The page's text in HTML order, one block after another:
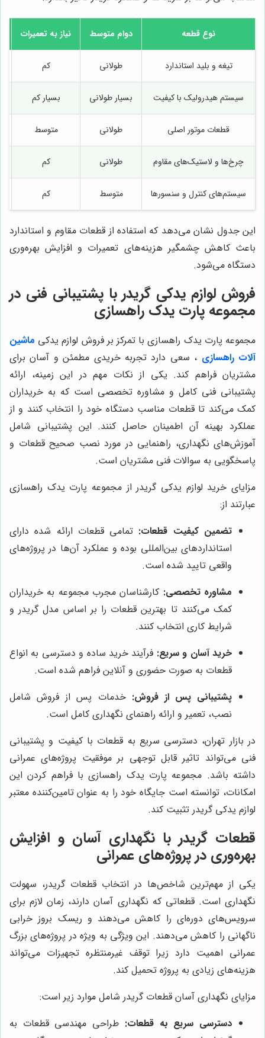
نوع قطعه دوام متوسط نیاز به تعمیرات
تیغه و بلید استاندارد طولانی کم
سیستم هیدرولیک با کیفیت بسیار طولانی بسیار کم
قطعات موتور اصلی طولانی متوسط
چرخ‌ها و لاستیک‌های مقاوم طولانی کم
سیستم‌های کنترل و سنسورها متوسط کم
این جدول نشان می‌دهد که استفاده از قطعات مقاوم و استاندارد
باعث کاهش چشمگیر هزینه‌های تعمیرات و افزایش بهره‌وری
دستگاه می‌شود.
فروش لوازم یدکی گریدر با پشتیبانی فنی در
مجموعه پارت یدک راهسازی
مجموعه پارت یدک راهسازی با تمرکز بر فروش لوازم یدکی ماشین
آلات راهسازی ، سعی دارد تجربه خریدی مطمئن و آسان برای
مشتریان فراهم کند. یکی از نکات مهم در این زمینه، ارائه
پشتیبانی فنی کامل و مشاوره تخصصی است که به خریداران
کمک می‌کند تا قطعات مناسب دستگاه خود را انتخاب کنند و از
عملکرد بهینه آن اطمینان حاصل کنند. این پشتیبانی شامل
آموزش‌های نگهداری، راهنمایی در مورد نصب صحیح قطعات و
پاسخگویی به سوالات فنی مشتریان است.
مزایای خرید لوازم یدکی گریدر از مجموعه پارت یدک راهسازی
عبارتند از:
تضمین کیفیت قطعات: تمامی قطعات ارائه شده دارای
استانداردهای بین‌المللی بوده و عملکرد آن‌ها در پروژه‌های
واقعی تایید شده است.
مشاوره تخصصی: کارشناسان مجرب مجموعه به خریداران
کمک می‌کنند تا بهترین قطعات را بر اساس مدل گریدر و
شرایط کاری انتخاب کنند.
خرید آسان و سریع: فرآیند خرید ساده و دسترسی به انواع
قطعات به صورت حضوری و آنلاین فراهم شده است.
پشتیبانی پس از فروش: خدمات پس از فروش شامل
نصب، تعمیر و ارائه راهنمای نگهداری کامل است.
در بازار تهران، دسترسی سریع به قطعات با کیفیت و پشتیبانی
فنی می‌تواند تاثیر قابل توجهی بر موفقیت پروژه‌های عمرانی
داشته باشد. مجموعه پارت یدک راهسازی با فراهم کردن این
امکانات، توانسته است جایگاه خود را به عنوان تامین‌کننده معتبر
لوازم یدکی گریدر تثبیت کند.
قطعات گریدر با نگهداری آسان و افزایش
بهره‌وری در پروژه‌های عمرانی
یکی از مهم‌ترین شاخص‌ها در انتخاب قطعات گریدر، سهولت
نگهداری است. قطعاتی که نگهداری آسان دارند، زمان لازم برای
سرویس‌های دوره‌ای را کاهش می‌دهند و ریسک بروز خرابی
ناگهانی را کاهش می‌دهند. این ویژگی به ویژه در پروژه‌های بزرگ
عمرانی اهمیت دارد زیرا توقف غیرمنتظره تجهیزات می‌تواند
هزینه‌های زیادی به پروژه تحمیل کند.
مزایای نگهداری آسان قطعات گریدر شامل موارد زیر است:
دسترسی سریع به قطعات: طراحی مهندسی قطعات به